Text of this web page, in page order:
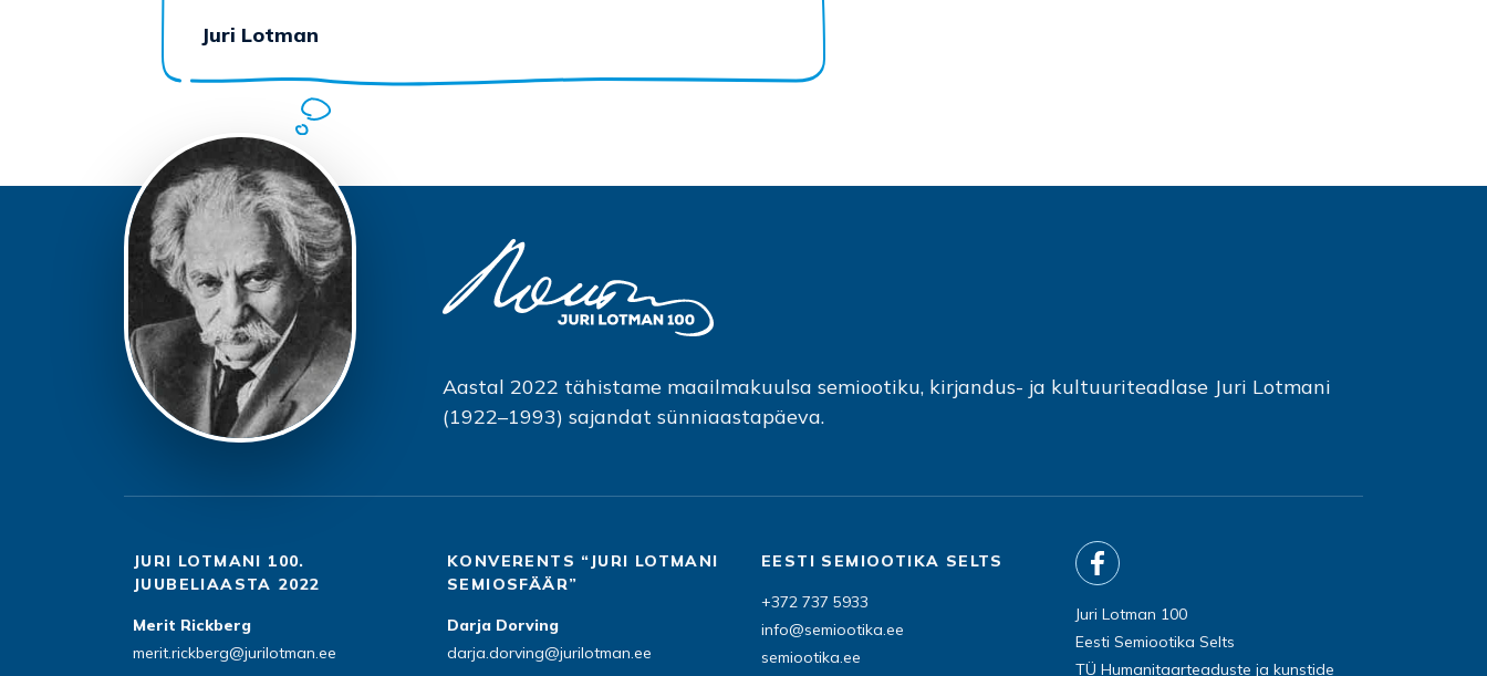
Juri Lotman
Aastal 2022 tähistame maailmakuulsa semiootiku, kirjandus- ja kultuuriteadlase Juri Lotmani
(1922–1993) sajandat sünniaastapäeva.
JURI LOTMANI 100.
JUUBELIAASTA 2022
Merit Rickberg
merit.rickberg@jurilotman.ee
KONVERENTS “JURI LOTMANI
SEMIOSFÄÄR”
Darja Dorving
darja.dorving@jurilotman.ee
EESTI SEMIOOTIKA SELTS
+372 737 5933
info@semiootika.ee
semiootika.ee
Juri Lotman 100
Eesti Semiootika Selts
TÜ Humanitaarteaduste ja kunstide